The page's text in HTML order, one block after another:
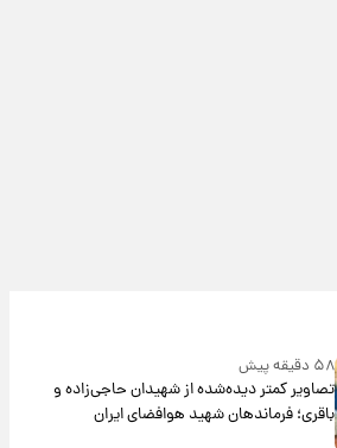
۵۸ دقیقه پیش
تصاویر کمتر دیده‌شده از شهیدان حاجی‌زاده و
باقری؛ فرماندهان شهید هوافضای ایران